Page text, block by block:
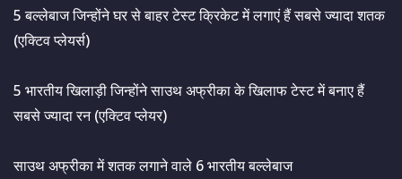
5 बल्लेबाज जिन्होंने घर से बाहर टेस्ट क्रिकेट में लगाएं हैं सबसे ज्यादा शतक
(एक्टिव प्लेयर्स)
5 भारतीय खिलाड़ी जिन्होंने साउथ अफ्रीका के खिलाफ टेस्ट में बनाए हैं
सबसे ज्यादा रन (एक्टिव प्लेयर)
साउथ अफ्रीका में शतक लगाने वाले 6 भारतीय बल्लेबाज